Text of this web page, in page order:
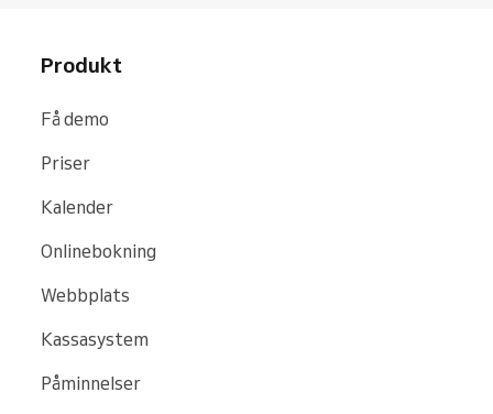
Produkt
Få demo
Priser
Kalender
Onlinebokning
Webbplats
Kassasystem
Påminnelser